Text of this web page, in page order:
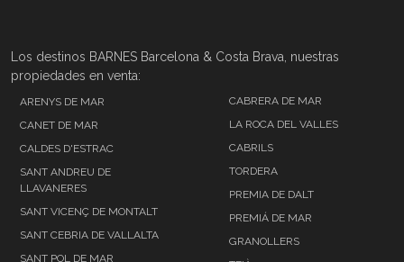
Los destinos BARNES Barcelona & Costa Brava, nuestras
propiedades en venta:
ARENYS DE MAR
CANET DE MAR
CALDES D'ESTRAC
SANT ANDREU DE
LLAVANERES
SANT VICENÇ DE MONTALT
SANT CEBRIA DE VALLALTA
SANT POL DE MAR
CABRERA DE MAR
LA ROCA DEL VALLES
CABRILS
TORDERA
PREMIA DE DALT
PREMIÁ DE MAR
GRANOLLERS